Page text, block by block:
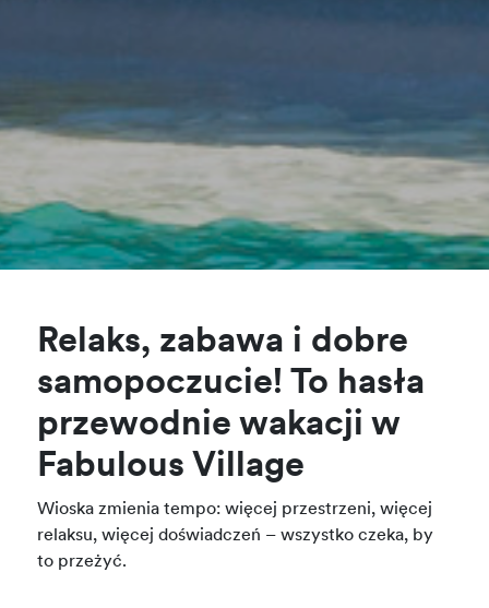
Relaks, zabawa i dobre
samopoczucie! To hasła
przewodnie wakacji w
Fabulous Village
Wioska zmienia tempo: więcej przestrzeni, więcej
relaksu, więcej doświadczeń – wszystko czeka, by
to przeżyć.